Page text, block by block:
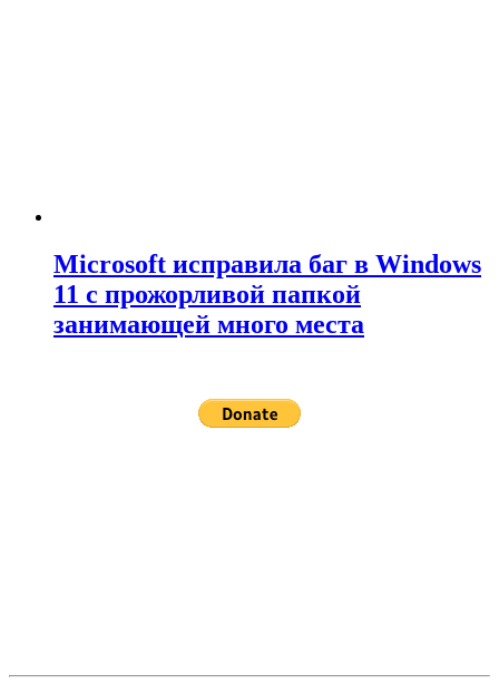
Microsoft исправила баг в Windows
11 с прожорливой папкой
занимающей много места